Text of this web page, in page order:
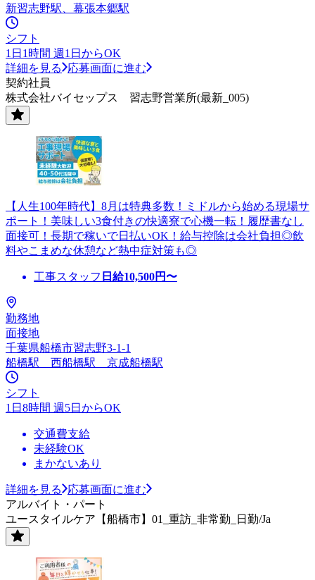
新習志野駅、幕張本郷駅
シフト
1日1時間 週1日からOK
詳細を見る
応募画面に進む
契約社員
株式会社バイセップス 習志野営業所(最新_005)
【人生100年時代】8月は特典多数！ミドルから始める現場サ
ポート！美味しい3食付きの快適寮で心機一転！履歴書なし
面接可！長期で稼いで日払いOK！給与控除は会社負担◎飲
料やこまめな休憩など熱中症対策も◎
工事スタッフ 日給10,500円〜
勤務地
面接地
千葉県船橋市習志野3-1-1
船橋駅 西船橋駅 京成船橋駅
シフト
1日8時間 週5日からOK
交通費支給
未経験OK
まかないあり
詳細を見る
応募画面に進む
アルバイト・パート
ユースタイルケア【船橋市】01_重訪_非常勤_日勤/Ja